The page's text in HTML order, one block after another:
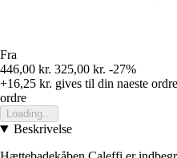
Fra
446,00 kr. 325,00 kr. -27%
+16,25 kr. gives til din naeste ordre
ordre
Loading...
Beskrivelse